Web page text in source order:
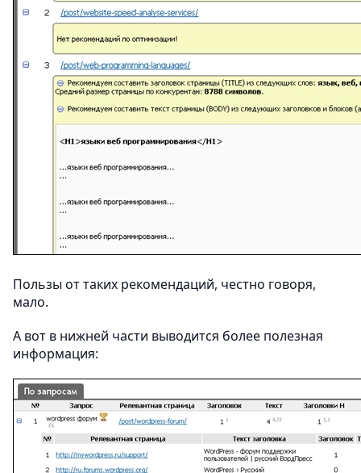
Пользы от таких рекомендаций, честно говоря,
мало.
А вот в нижней части выводится более полезная
информация: